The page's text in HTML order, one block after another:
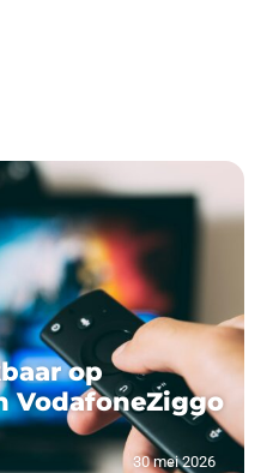
op
VodafoneZiggo
30 mei 2026